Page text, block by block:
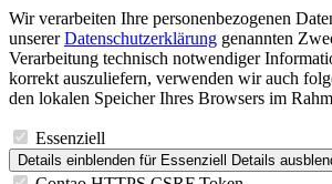
Wir verarbeiten Ihre personenbezogenen
unsererDatenschutzerklärung genannten
Verarbeitung technisch notwendiger
korrekt auszuliefern, verwenden wir auch
den lokalen Speicher Ihres Browsers im
Essenziell
Details einblenden für Essenziell Details